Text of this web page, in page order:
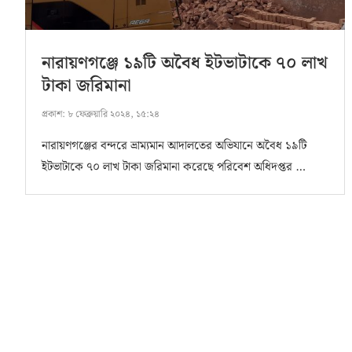
নারায়ণগঞ্জে ১৯টি অবৈধ ইটভাটাকে ৭০ লাখ
টাকা জরিমানা
প্রকাশ: ৮ ফেব্রুয়ারি ২০২৪, ১৫:২৪
নারায়ণগঞ্জের বন্দরে ভ্রাম্যমান আদালতের অভিযানে অবৈধ ১৯টি
ইটভাটাকে ৭০ লাখ টাকা জরিমানা করেছে পরিবেশ অধিদপ্তর …